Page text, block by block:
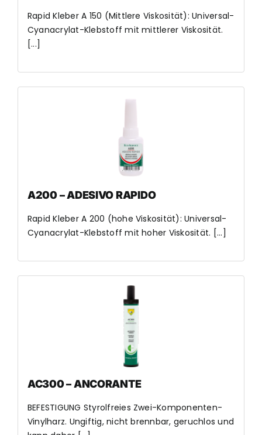
Rapid Kleber A 150 (Mittlere Viskosität): Universal-
Cyanacrylat-Klebstoff mit mittlerer Viskosität.
[...]
A200 – ADESIVO RAPIDO
Rapid Kleber A 200 (hohe Viskosität): Universal-
Cyanacrylat-Klebstoff mit hoher Viskosität. [...]
AC300 – ANCORANTE
BEFESTIGUNG Styrolfreies Zwei-Komponenten-
Vinylharz. Ungiftig, nicht brennbar, geruchlos und